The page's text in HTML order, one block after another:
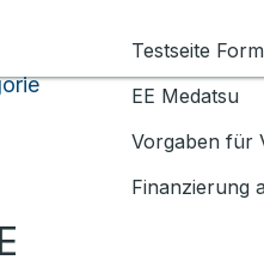
Testseite
EE Medatsu
Vorgaben für
Finanzierung